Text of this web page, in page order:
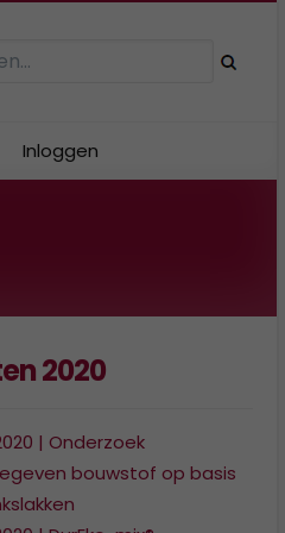
Inloggen
2020
| Onderzoek
bouwstof op basis